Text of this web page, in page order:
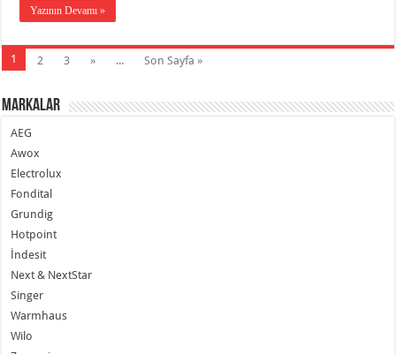
Yazının Devamı »
1 2 3 » ... Son Sayfa »
Markalar
AEG
Awox
Electrolux
Fondital
Grundig
Hotpoint
İndesit
Next & NextStar
Singer
Warmhaus
Wilo